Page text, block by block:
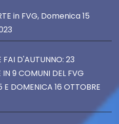
in FVG, Domenica 15
FAI D'AUTUNNO: 23
IN 9 COMUNI DEL FVG
E DOMENICA 16 OTTOBRE